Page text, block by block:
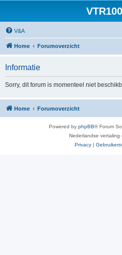
V&A
Home Forumoverzicht
Informatie
Sorry, dit forum is momenteel niet
Home Forumoverzicht
Powered by phpBB® Forum
Nederlandse vertaling
Privacy |